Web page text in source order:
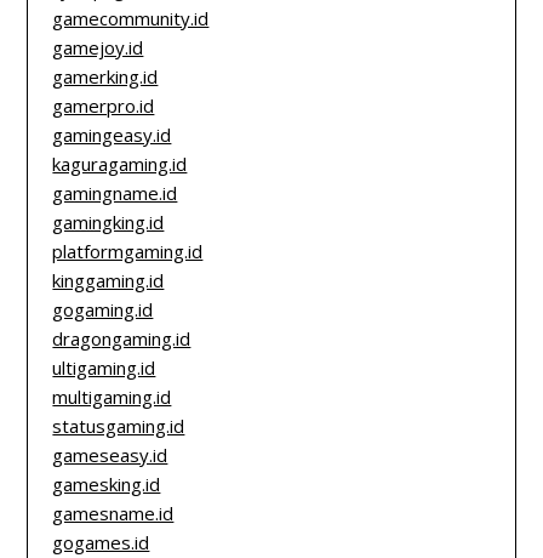
gamecommunity.id
gamejoy.id
gamerking.id
gamerpro.id
gamingeasy.id
kaguragaming.id
gamingname.id
gamingking.id
platformgaming.id
kinggaming.id
gogaming.id
dragongaming.id
ultigaming.id
multigaming.id
statusgaming.id
gameseasy.id
gamesking.id
gamesname.id
gogames.id